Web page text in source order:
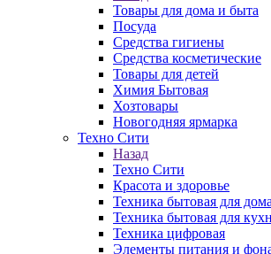
Товары для дома и быта
Посуда
Средства гигиены
Средства косметические
Товары для детей
Химия Бытовая
Хозтовары
Новогодняя ярмарка
Техно Сити
Назад
Техно Сити
Красота и здоровье
Техника бытовая для дома
Техника бытовая для
Техника цифровая
Элементы питания и